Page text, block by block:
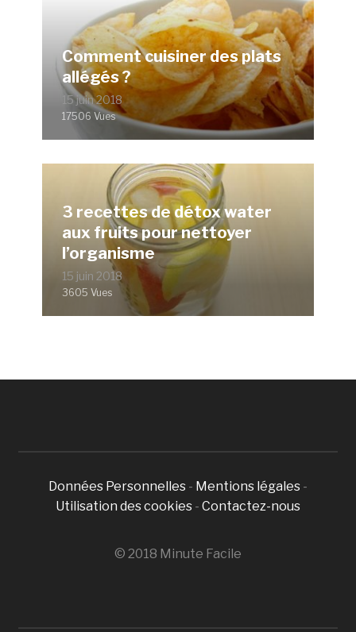
Comment cuisiner des plats
allégés ?
15 juin 2018
17506 Vues
3 recettes de détox water
aux fruits pour nettoyer
l’organisme
15 juin 2018
3605 Vues
Données Personnelles - Mentions légales -
Utilisation des cookies - Contactez-nous
© 2018 Minute Facile